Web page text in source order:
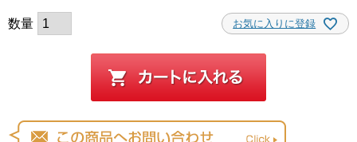
お気に入りに登録